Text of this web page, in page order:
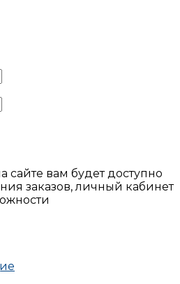
сайте вам будет доступно
заказов, личный кабинет